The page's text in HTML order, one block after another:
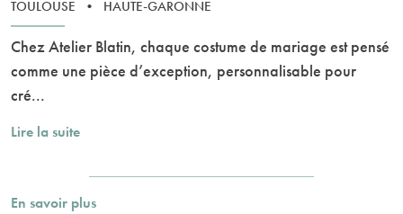
TOULOUSE • HAUTE-GARONNE
Chez Atelier Blatin, chaque costume de mariage est pensé
comme une pièce d’exception, personnalisable pour
cré...
Lire la suite
En savoir plus